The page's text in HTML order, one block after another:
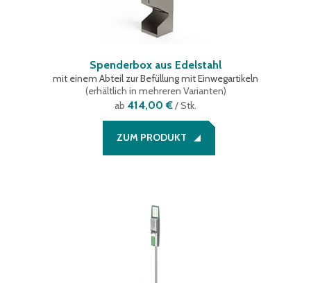
Spenderbox aus Edelstahl
mit einem Abteil zur Befüllung mit Einwegartikeln
(erhältlich in mehreren Varianten)
ab 414,00 €/ Stk.
ZUM PRODUKT